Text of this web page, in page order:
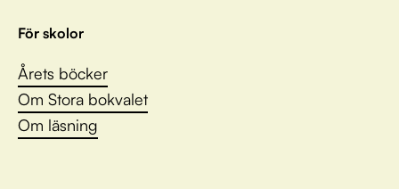
För skolor
Årets böcker
Om Stora bokvalet
Om läsning